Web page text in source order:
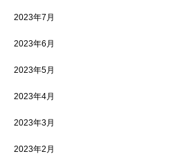
2023年7月
2023年6月
2023年5月
2023年4月
2023年3月
2023年2月